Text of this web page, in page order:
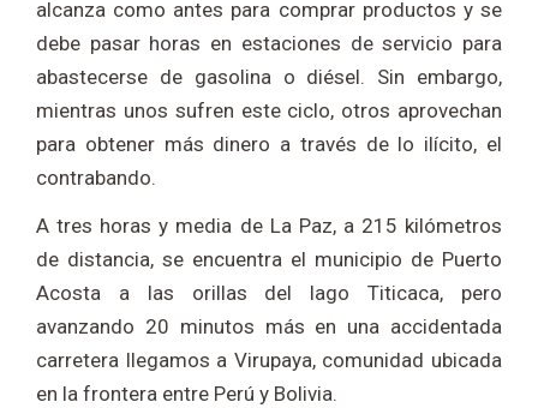
alcanza como antes para comprar productos y se
debe pasar horas en estaciones de servicio para
abastecerse de gasolina o diésel. Sin embargo,
mientras unos sufren este ciclo, otros aprovechan
para obtener más dinero a través de lo ilícito, el
contrabando.
A tres horas y media de La Paz, a 215 kilómetros
de distancia, se encuentra el municipio de Puerto
Acosta a las orillas del lago Titicaca, pero
avanzando 20 minutos más en una accidentada
carretera llegamos a Virupaya, comunidad ubicada
en la frontera entre Perú y Bolivia.